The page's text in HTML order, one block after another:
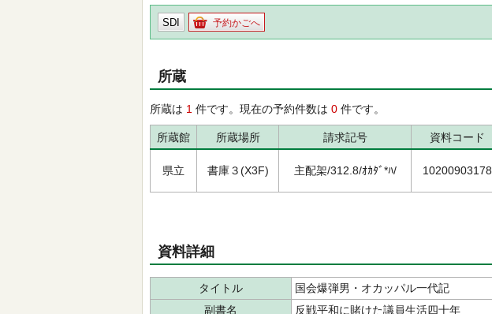
SDI 予約かごへ
所蔵
所蔵は 1 件です。現在の予約件数は 0 件です。
所蔵館 所蔵場所 請求記号 資料コード
県立 書庫３(X3F) 主配架/312.8/ｵｶﾀﾞ*ﾊ/ 10200903178
資料詳細
タイトル
国会爆弾男・オカッパル一代記
副書名
反戦平和に賭けた議員生活四十年